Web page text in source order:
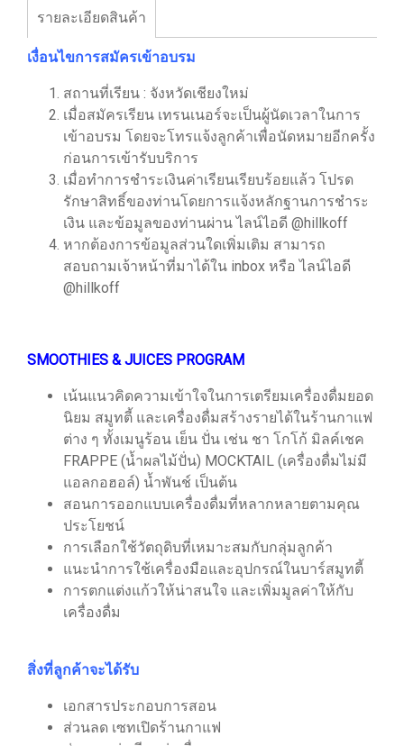
รายละเอียดสินค้า
เงื่อนไขการสมัครเข้าอบรม
สถานที่เรียน : จังหวัดเชียงใหม่
เมื่อสมัครเรียน เทรนเนอร์จะเป็นผู้นัดเวลาในการ
เข้าอบรม โดยจะโทรแจ้งลูกค้าเพื่อนัดหมายอีกครั้ง
ก่อนการเข้ารับบริการ
เมื่อทำการชำระเงินค่าเรียนเรียบร้อยแล้ว โปรด
รักษาสิทธิ์ของท่านโดยการแจ้งหลักฐานการชำระ
เงิน และข้อมูลของท่านผ่าน ไลน์ไอดี @hillkoff
หากต้องการข้อมูลส่วนใดเพิ่มเติม สามารถ
สอบถามเจ้าหน้าที่มาได้ใน inbox หรือ ไลน์ไอดี
@hillkoff
SMOOTHIES & JUICES PROGRAM
เน้นแนวคิดความเข้าใจในการเตรียมเครื่องดื่มยอด
นิยม สมูทตี้ และเครื่องดื่มสร้างรายได้ในร้านกาแฟ
ต่าง ๆ ทั้งเมนูร้อน เย็น ปั่น เช่น ชา โกโก้ มิลค์เชค
FRAPPE (น้ำผลไม้ปั่น) MOCKTAIL (เครื่องดื่มไม่มี
แอลกอฮอล์) น้ำพันช์ เป็นต้น
สอนการออกแบบเครื่องดื่มที่หลากหลายตามคุณ
ประโยชน์
การเลือกใช้วัตถุดิบที่เหมาะสมกับกลุ่มลูกค้า
แนะนำการใช้เครื่องมือและอุปกรณ์ในบาร์สมูทตี้
การตกแต่งแก้วให้น่าสนใจ และเพิ่มมูลค่าให้กับ
เครื่องดื่ม
สิ่งที่ลูกค้าจะได้รับ
เอกสารประกอบการสอน
ส่วนลด เซทเปิดร้านกาแฟ